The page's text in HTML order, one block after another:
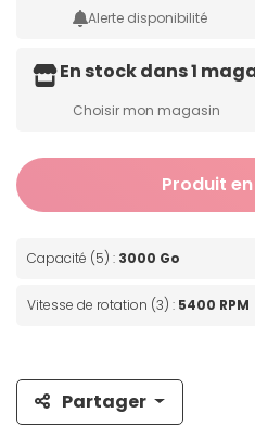
Alerte disponibilité
En stock dans 1
Choisir mon magasin
Produit
Capacité (5) : 3000 Go
Vitesse de rotation (3) : 5400 RPM
Partager